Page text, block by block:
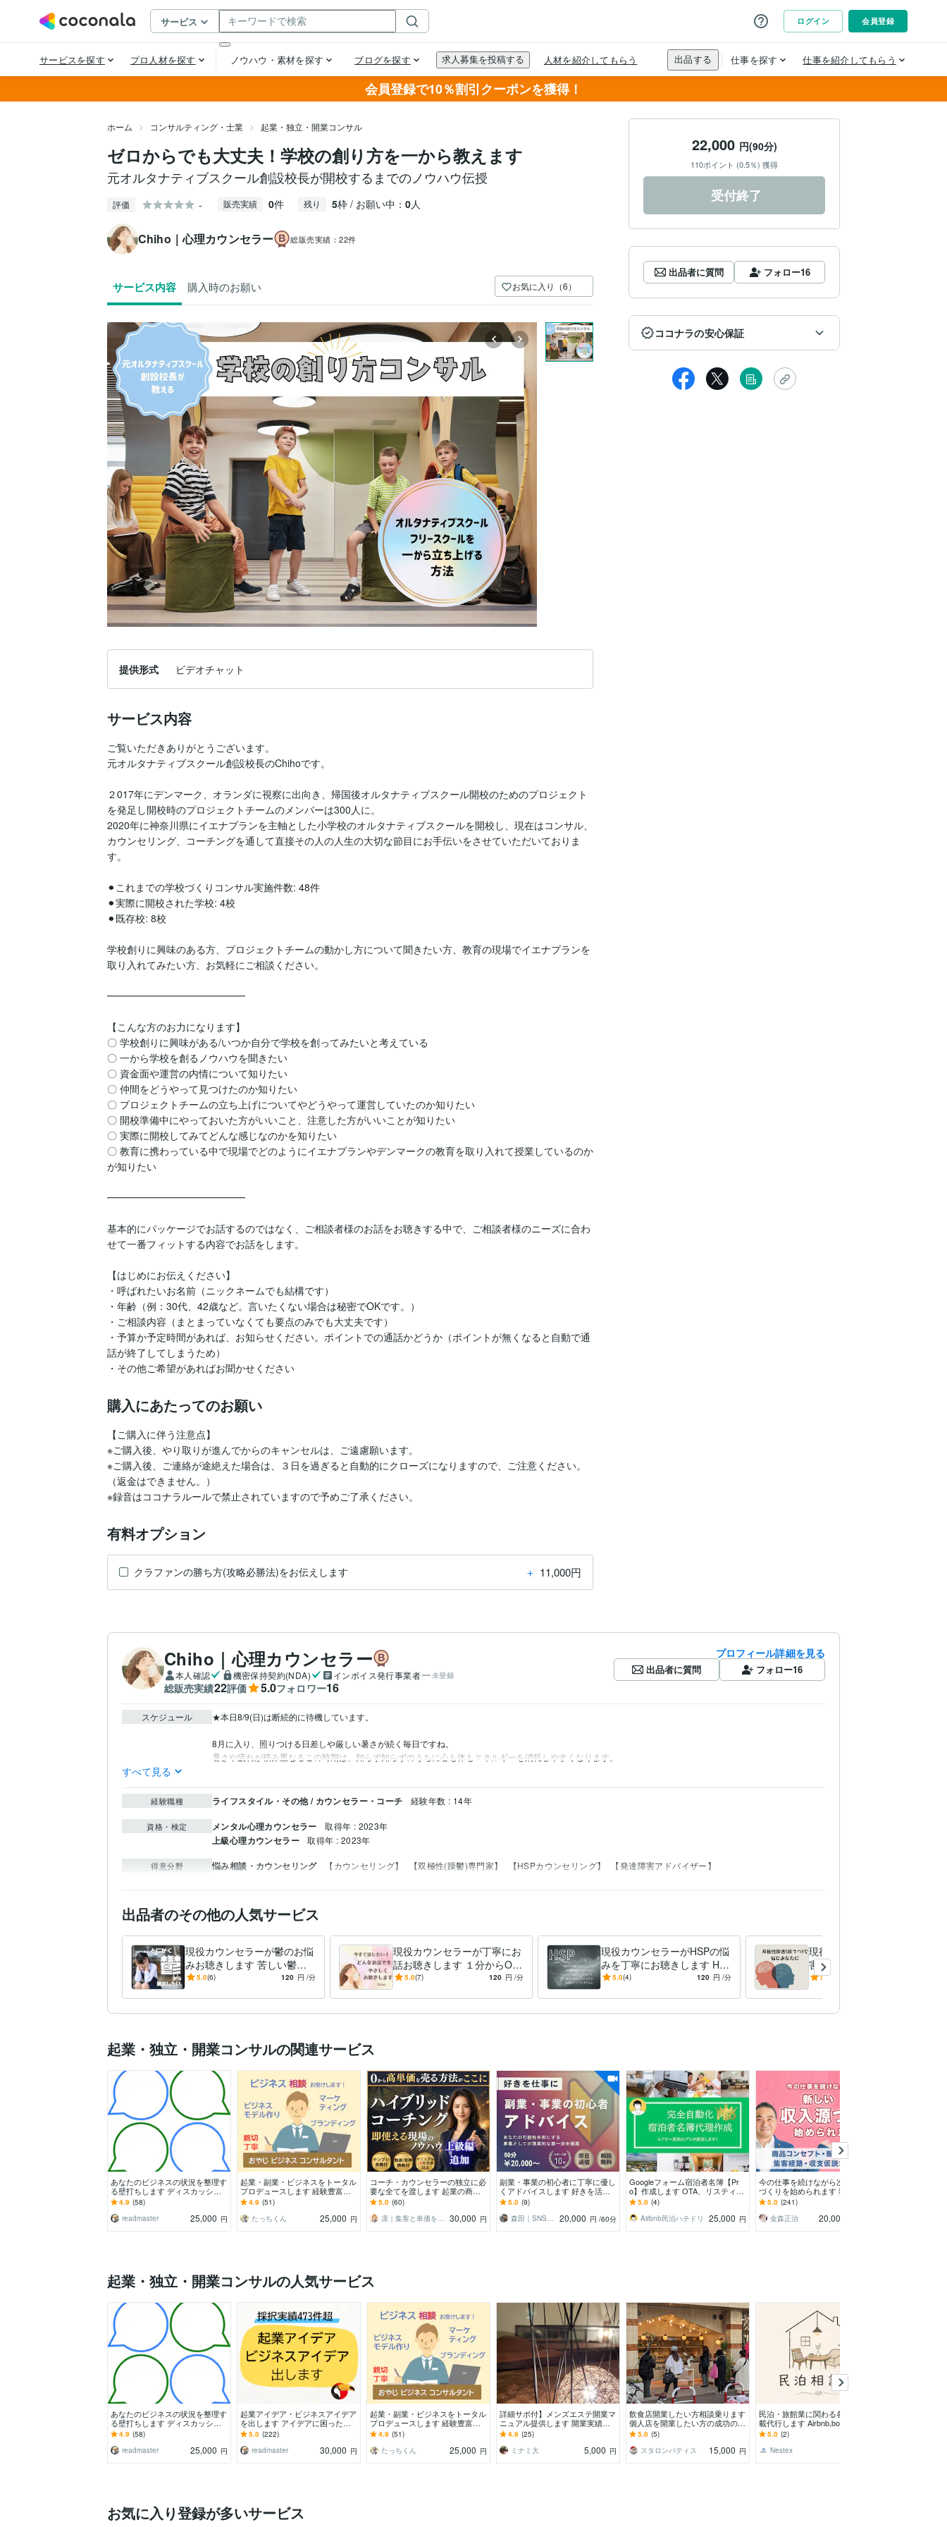
会員登録で10％割引クーポンを獲得！
ホーム コンサルティング・士業 起業・独立・開業コンサル
ゼロからでも大丈夫！学校の創り方を一から教えます
元オルタナティブスクール創設校長が開校するまでのノウハウ伝授
評価 - 販売実績 0件 残り 5枠 / お願い中： 0人
Chiho｜心理カウンセラー 総販売実績：22件
サービス内容 購入時のお願い お気に入り（6）
提供形式 ビデオチャット
サービス内容
ご覧いただきありがとうございます。
元オルタナティブスクール創設校長のChihoです。
２017年にデンマーク、オランダに視察に出向き、帰国後オルタナティブスクール開校のためのプロジェクト
を発足し開校時のプロジェクトチームのメンバーは300人に。
2020年に神奈川県にイエナプランを主軸とした小学校のオルタナティブスクールを開校し、現在はコンサル、
カウンセリング、コーチングを通して直接その人の人生の大切な節目にお手伝いをさせていただいておりま
す。
⚫︎これまでの学校づくりコンサル実施件数: 48件
⚫︎実際に開校された学校: 4校
⚫︎既存校: 8校
学校創りに興味のある方、プロジェクトチームの動かし方について聞きたい方、教育の現場でイエナプランを
取り入れてみたい方、お気軽にご相談ください。
━━━━━━━━━━━━━━
【こんな方のお力になります】
〇 学校創りに興味がある/いつか自分で学校を創ってみたいと考えている
〇 一から学校を創るノウハウを聞きたい
〇 資金面や運営の内情について知りたい
〇 仲間をどうやって見つけたのか知りたい
〇 プロジェクトチームの立ち上げについてやどうやって運営していたのか知りたい
〇 開校準備中にやっておいた方がいいこと、注意した方がいいことが知りたい
〇 実際に開校してみてどんな感じなのかを知りたい
〇 教育に携わっている中で現場でどのようにイエナプランやデンマークの教育を取り入れて授業しているのか
が知りたい
━━━━━━━━━━━━━━
基本的にパッケージでお話するのではなく、ご相談者様のお話をお聴きする中で、ご相談者様のニーズに合わ
せて一番フィットする内容でお話をします。
【はじめにお伝えください】
・呼ばれたいお名前（ニックネームでも結構です）
・年齢（例：30代、42歳など。言いたくない場合は秘密でOKです。）
・ご相談内容（まとまっていなくても要点のみでも大丈夫です）
・予算か予定時間があれば、お知らせください。ポイントでの通話かどうか（ポイントが無くなると自動で通
話が終了してしまうため）
・その他ご希望があればお聞かせください
購入にあたってのお願い
【ご購入に伴う注意点】
※ご購入後、やり取りが進んでからのキャンセルは、ご遠慮願います。
※ご購入後、ご連絡が途絶えた場合は、３日を過ぎると自動的にクローズになりますので、ご注意ください。
（返金はできません。）
※録音はココナラルールで禁止されていますので予めご了承ください。
有料オプション
クラファンの勝ち方(攻略必勝法)をお伝えします ＋ 11,000円
22,000 円(90分)
110ポイント (0.5％) 獲得
受付終了
出品者に質問 フォロー16
ココナラの安心保証
Chiho｜心理カウンセラー
本人確認 機密保持契約(NDA) インボイス発行事業者 未登録
総販売実績22評価 5.0フォロワー16
プロフィール詳細を見る
出品者に質問 フォロー16
スケジュール ★本日8/9(日)は断続的に待機しています。
8月に入り、照りつける日差しや厳しい暑さが続く毎日ですね。
暑さや疲れが積み重なるこの時期は、知らず知らずのうちに心も体もエネルギーを消耗しやすくなります。
すべて見る
経験職種 ライフスタイル・その他 / カウンセラー・コーチ 経験年数 : 14年
資格・検定 メンタル心理カウンセラー 取得年 : 2023年
上級心理カウンセラー 取得年 : 2023年
得意分野 悩み相談・カウンセリング 【カウンセリング】 【双極性(躁鬱)専門家】 【HSPカウンセリング】 【発達障害アドバイザー】
出品者のその他の人気サービス
現役カウンセラーが鬱のお悩
みお聴きします 苦しい鬱を
脱出するためにご相談にのり
5.0(6) 120 円 /分
現役カウンセラーが丁寧にお
話お聴きします １分からOK
◎雑談でも愚痴を吐きたいで
5.0(7) 120 円 /分
現役カウンセラーがHSPの悩
みを丁寧にお聴きします HS
Pの方限定⭐️繊細さに振り回
5.0(4) 120 円 /分
現役カウンセラーが双極性障
害の悩みをお聴きします 双
極性障害専門家◉今抱えてい
5.0
起業・独立・開業コンサルの関連サービス
あなたのビジネスの状況を整理す
る壁打ちします ディスカッショ
ン相手として相談に乗ります
4.9 (58)
readmaster
25,000 円
起業・副業・ビジネスをトータル
プロデュースします 経験豊富コ
ンサルが強みを活かしたビジネス
設計から集客まで伴走
4.9 (51)
たっちくん
25,000 円
コーチ・カウンセラーの独立に必
要な全てを渡します 起業の商品
設計・価格設計・集客導線を体系
化｜資料テンプレ
5.0 (60)
30,000 円
副業・事業の初心者に丁寧に優し
くアドバイスします 好きを活か
して収入につなげる第一歩をビデ
オチャットでサポート
5.0 (9)
20,000 円 /60分
Googleフォーム宿泊者名簿【Pr
o】作成します OTA、リスティン
グ、予約番号をフォームに自動埋
め込み
5.0 (4)
Airbnb民泊ハチドリ
25,000 円
今の仕事を続けながら次の収入源
づくりを始められます 独自ポジ
ションづくりからメニュー・集客
経路・収支仮説まで整理
5.0 (241)
金森正治
20,000
起業・独立・開業コンサルの人気サービス
あなたのビジネスの状況を整理す
る壁打ちします ディスカッショ
ン相手として相談に乗ります
4.9 (58)
readmaster
25,000 円
起業アイデア・ビジネスアイデア
を出します アイデアに困った方
向け。ビジネスアイデア出しまく
り！
5.0 (222)
readmaster
30,000 円
起業・副業・ビジネスをトータル
プロデュースします 経験豊富コ
ンサルが強みを活かしたビジネス
設計から集客まで伴走
4.9 (51)
たっちくん
25,000 円
詳細サポ付】メンズエステ開業マ
ニュアル提供します 開業実績多
数あり。現在経営中。営業の無料
アドバイス付。即レス
4.9 (25)
ミナミ大
5,000 円
飲食店開業したい方相談乗ります
個人店を開業したい方の成功のア
ドバイスをします！
5.0 (5)
スタロンパティス
15,000 円
民泊・旅館業に関わる各種OTA掲
載代行します Airbnb,bookingやpri
celabs等導入支援
5.0 (2)
Nestex
お気に入り登録が多いサービス